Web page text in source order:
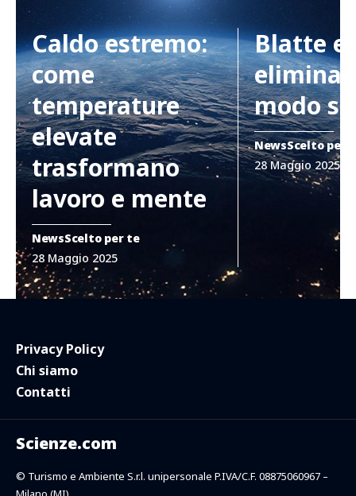
Caldo estremo:
come
temperature
elevate
trasformano
lavoro e mente
NewsScelto per te
28 Maggio 2025
Blatte e
modo
NewsScelto per
28 Maggio 2025
Scienze.com
© Turismo e Ambiente S.r.l. unipersonale P.IVA/C.F. 08875060967 –
Privacy Policy
Chi siamo
Contatti